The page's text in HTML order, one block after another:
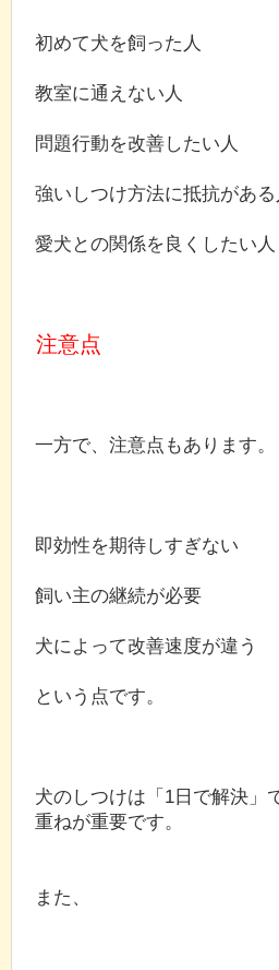
初めて犬を飼った人
教室に通えない人
問題行動を改善したい人
強いしつけ方法に抵抗がある
愛犬との関係を良くしたい人
注意点
一方で、注意点もあります。
即効性を期待しすぎない
飼い主の継続が必要
犬によって改善速度が違う
という点です。
犬のしつけは「1日で解決」
重ねが重要です。
また、